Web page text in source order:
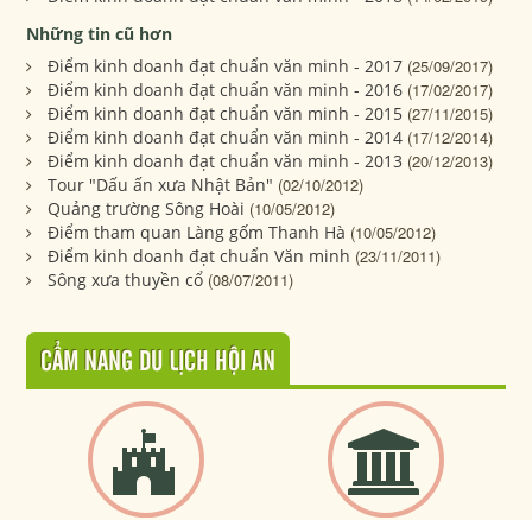
Những tin cũ hơn
Điểm kinh doanh đạt chuẩn văn minh - 2017 (25/09/2017)
Điểm kinh doanh đạt chuẩn văn minh - 2016 (17/02/2017)
Điểm kinh doanh đạt chuẩn văn minh - 2015 (27/11/2015)
Điểm kinh doanh đạt chuẩn văn minh - 2014 (17/12/2014)
Điểm kinh doanh đạt chuẩn văn minh - 2013 (20/12/2013)
Tour "Dấu ấn xưa Nhật Bản" (02/10/2012)
Quảng trường Sông Hoài (10/05/2012)
Điểm tham quan Làng gốm Thanh Hà (10/05/2012)
Điểm kinh doanh đạt chuẩn Văn minh (23/11/2011)
Sông xưa thuyền cổ (08/07/2011)
CẨM NANG DU LỊCH HỘI AN